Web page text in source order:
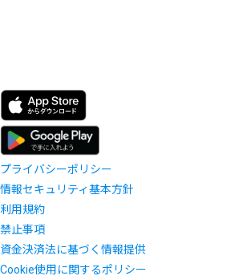
プライバシーポリシー
情報セキュリティ基本方針
利用規約
禁止事項
資金決済法に基づく情報提供
Cookie使用に関するポリシー